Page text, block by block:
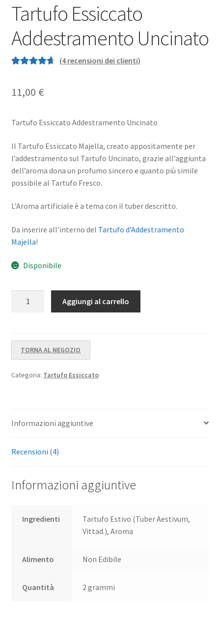
Tartufo Essiccato
Addestramento Uncinato
direcensioni
(4recensioni dei clienti)
11,00 €
Tartufo Essiccato Addestramento Uncinato
Il Tartufo Essiccato Majella, creato appositamente per
l’addestramento sul Tartufo Uncinato, grazie all’aggiunta
dell’aroma dona un profumo sincero e quanto più simile
possibile al Tartufo Fresco.
L’Aroma artificiale è a tema con il tuber descritto.
Da inserire all’interno del Tartufo d’Addestramento
Majella!
Disponibile
Aggiungi al carrello
TORNA AL NEGOZIO
Categoria: Tartufo Essiccato
Informazioni aggiuntive
Recensioni (4)
Informazioni aggiuntive
Ingredienti
Tartufo Estivo (Tuber Aestivum,
Vittad.), Aroma
Alimento Non Edibile
Quantità 2 grammi